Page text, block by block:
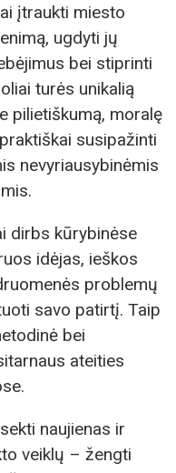
įtraukti miesto
ugdyti jų
bei stiprinti
turės unikalią
pilietiškumą, moralę
susipažinti
nevyriausybinėmis
dirbs kūrybinėse
idėjas, ieškos
problemų
savo patirtį. Taip
bei
ateities
naujienas ir
veiklų – žengti